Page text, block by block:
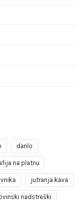
darilo
na platnu
jutranja kava
nadstreški